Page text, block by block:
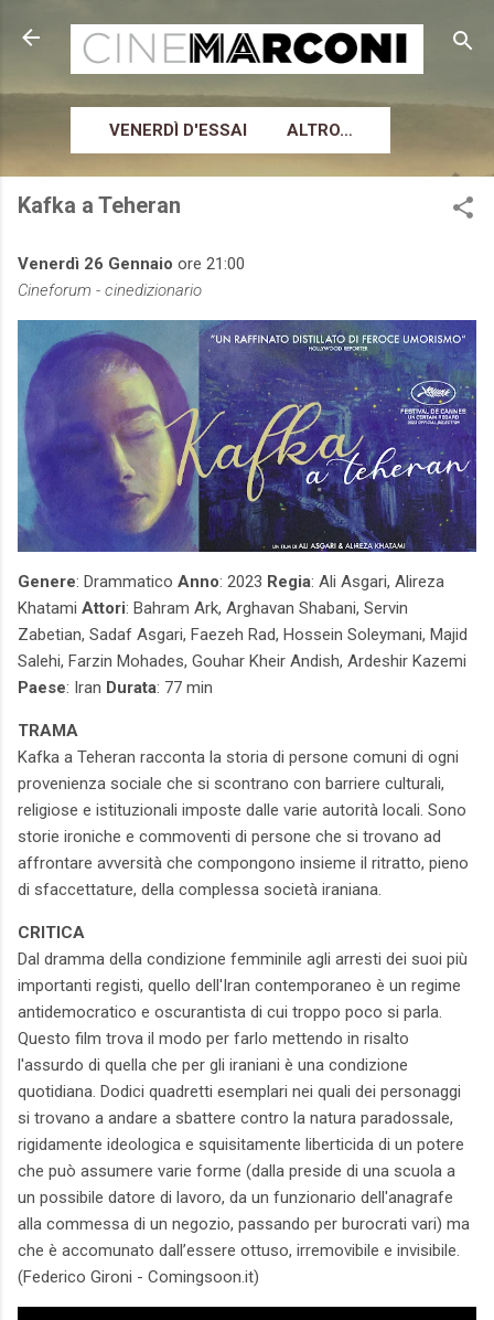
Passa ai contenuti principali
VENERDÌ D'ESSAI ALTRO…
Kafka a Teheran
Venerdì 26 Gennaio ore 21:00
Cineforum - cinedizionario
Genere: Drammatico Anno: 2023 Regia: Ali Asgari, Alireza
Khatami Attori: Bahram Ark, Arghavan Shabani, Servin
Zabetian, Sadaf Asgari, Faezeh Rad, Hossein Soleymani, Majid
Salehi, Farzin Mohades, Gouhar Kheir Andish, Ardeshir Kazemi
Paese: Iran Durata: 77 min
TRAMA
Kafka a Teheran racconta la storia di persone comuni di ogni
provenienza sociale che si scontrano con barriere culturali,
religiose e istituzionali imposte dalle varie autorità locali. Sono
storie ironiche e commoventi di persone che si trovano ad
affrontare avversità che compongono insieme il ritratto, pieno
di sfaccettature, della complessa società iraniana.
CRITICA
Dal dramma della condizione femminile agli arresti dei suoi più
importanti registi, quello dell'Iran contemporaneo è un regime
antidemocratico e oscurantista di cui troppo poco si parla.
Questo film trova il modo per farlo mettendo in risalto
l'assurdo di quella che per gli iraniani è una condizione
quotidiana. Dodici quadretti esemplari nei quali dei personaggi
si trovano a andare a sbattere contro la natura paradossale,
rigidamente ideologica e squisitamente liberticida di un potere
che può assumere varie forme (dalla preside di una scuola a
un possibile datore di lavoro, da un funzionario dell'anagrafe
alla commessa di un negozio, passando per burocrati vari) ma
che è accomunato dall’essere ottuso, irremovibile e invisibile.
(Federico Gironi - Comingsoon.it)